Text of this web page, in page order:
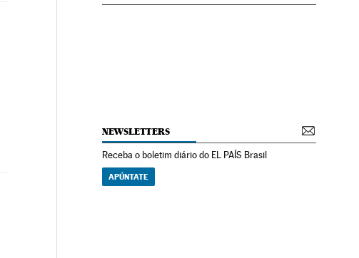
NEWSLETTERS
Receba o boletim diário do EL PAÍS Brasil
APÚNTATE